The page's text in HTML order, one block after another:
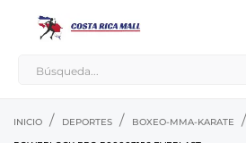
INICIO DEPORTES BOXEO-MMA-KARATE